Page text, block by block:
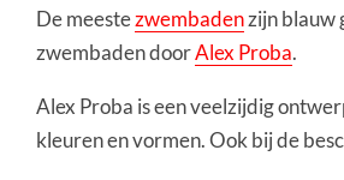
De meestezwembadenzijn blauw
zwembaden doorAlex Proba.
Alex Proba is een veelzijdig
kleuren en vormen. Ook bij de